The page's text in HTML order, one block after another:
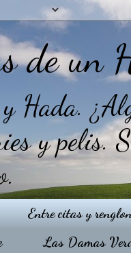
de un
Hada.
y pelis.
Entre citas y
Las Damas